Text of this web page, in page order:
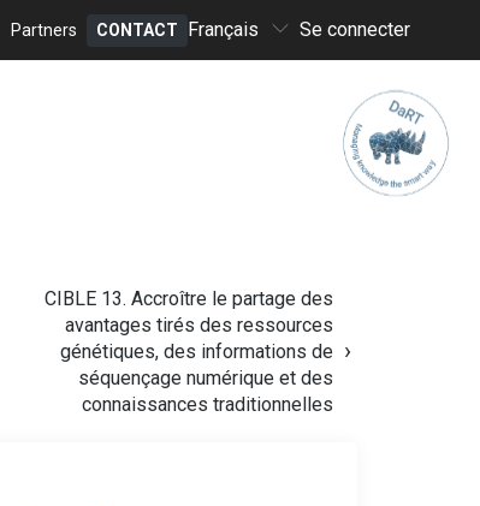
Header
Partners CONTACT
Select
Français Se connecter
CIBLE 13. Accroître le partage des
avantages tirés des ressources
génétiques, des informations de
séquençage numérique et des
connaissances traditionnelles